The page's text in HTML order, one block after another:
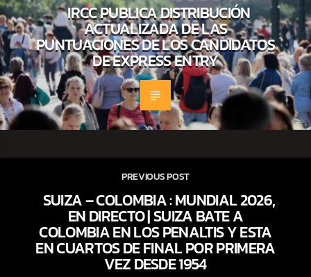
IRCC PUBLICA DISTRIBUCIÓN
ACTUALIZADA DE LAS
PUNTUACIONES DE LOS CANDIDATOS
DE EXPRESS ENTRY
PREVIOUS POST
SUIZA – COLOMBIA : MUNDIAL 2026,
EN DIRECTO | SUIZA BATE A
COLOMBIA EN LOS PENALTIS Y ESTA
EN CUARTOS DE FINAL POR PRIMERA
VEZ DESDE 1954